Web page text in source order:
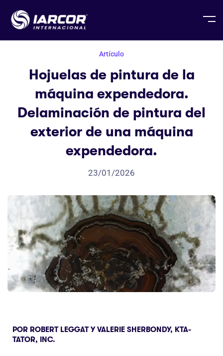
Artículo
Hojuelas de pintura de la
máquina expendedora.
Delaminación de pintura del
exterior de una máquina
expendedora.
23/01/2026
POR ROBERT LEGGAT Y VALERIE SHERBONDY, KTA-
TATOR, INC.